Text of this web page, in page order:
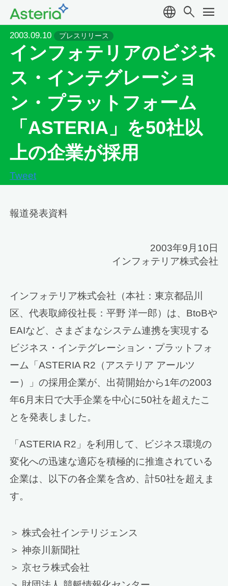
language search menu
2003.09.10 プレスリリース
インフォテリアのビジネ
ス・インテグレーショ
ン・プラットフォーム
「ASTERIA」を50社以
上の企業が採用
Tweet
報道発表資料
2003年9月10日
インフォテリア株式会社
インフォテリア株式会社（本社：東京都品川
区、代表取締役社長：平野 洋一郎）は、BtoBや
EAIなど、さまざまなシステム連携を実現する
ビジネス・インテグレーション・プラットフォ
ーム「ASTERIA R2（アステリア アールツ
ー）」の採用企業が、出荷開始から1年の2003
年6月末日で大手企業を中心に50社を超えたこ
とを発表しました。
「ASTERIA R2」を利用して、ビジネス環境の
変化への迅速な適応を積極的に推進されている
企業は、以下の各企業を含め、計50社を超えま
す。
＞ 株式会社インテリジェンス
＞ 神奈川新聞社
＞ 京セラ株式会社